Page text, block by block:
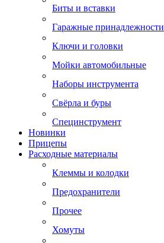
Биты и вставки
Гаражные принадлежности
Ключи и головки
Мойки автомобильные
Наборы инструмента
Свёрла и буры
Специнструмент
Новинки
Прицепы
Расходные материалы
Клеммы и колодки
Предохранители
Прочее
Хомуты